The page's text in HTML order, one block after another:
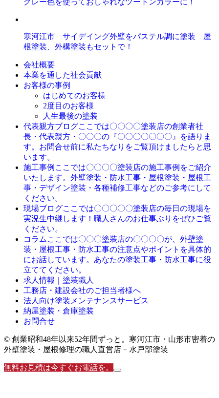
グレー色を使っておしゃれなツートンカラーに！
寒河江市 サイデイング外壁をパステル調に塗装 屋
根塗装、外構塗装もセットで！
会社概要
本業を通した社会貢献
お客様の事例
はじめてのお客様
2度目のお客様
人生最後の塗装
代表親方ブログここでは〇〇〇〇塗装店の創業者社
長・代表親方・〇〇〇の『〇〇〇〇〇〇〇』を語りま
す。お問合せ前に私たちなりをご覧頂けましたらと思
います。
施工事例 ここでは〇〇〇〇塗装店の施工事例をご紹介
いたします。外壁塗装・防水工事・屋根塗装・屋根工
事・デザイン塗装・各種補修工事などのご参考にして
ください。
現場ブログここでは〇〇〇〇〇塗装店の毎日の現場を
実況生中継します！職人さんのお仕事ぶりをぜひご覧
ください。
コラム ここでは〇〇〇塗装店の〇〇〇〇が、外壁塗
装・屋根工事・防水工事の注意点やポイントを具体的
にお話しています。あなたの塗装工事・防水工事に役
立ててください。
求人情報｜塗装職人
工務店・建設会社のご担当者様へ
法人向け塗装メンテナンスサービス
納屋塗装・倉庫塗装
お問合せ
© 創業昭和48年以来52年間ずっと。寒河江市・山形市密着の
外壁塗装・屋根修理の職人直営店－水戸部塗装
無料お見積は今すぐお電話を。